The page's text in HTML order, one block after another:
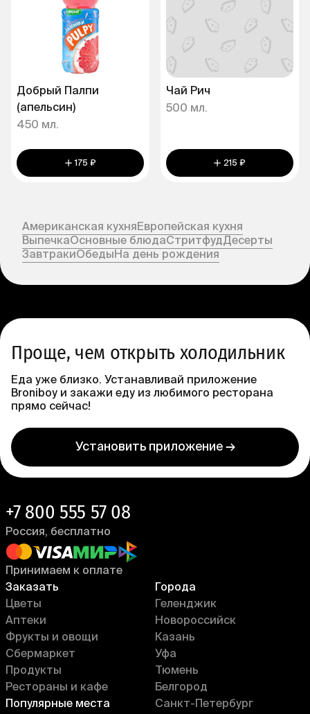
Добрый Палпи
(апельсин)
450 мл.
175 ₽
Чай Рич
500 мл.
215 ₽
Американская кухняЕвропейская кухня
ВыпечкаОсновные блюдаСтритфудДесерты
ЗавтракиОбедыНа день рождения
Проще, чем открыть холодильник
Еда уже близко. Устанавливай приложение
Broniboy и закажи еду из любимого ресторана
прямо сейчас!
Установить приложение →
Заказать
Цветы
Аптеки
Фрукты и овощи
Сбермаркет
Продукты
Рестораны и кафе
Популярные места
Города
Геленджик
Новороссийск
Казань
Уфа
Тюмень
Белгород
Санкт-Петербург
+7 800 555 57 08
Россия, бесплатно
Принимаем к оплате